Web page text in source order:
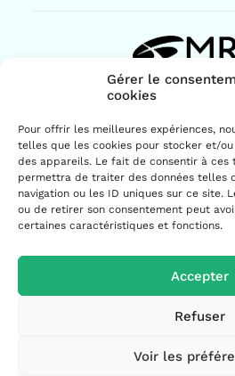
Gérer le
cookies
Pour offrir les meilleures expériences,
telles que les cookies pour stocker et/
des appareils. Le fait de consentir à ces
permettra de traiter des données telles
navigation ou les ID uniques sur ce site.
ou de retirer son consentement peut
certaines caractéristiques et fonctions.
Accepter
Refuser
Voir les
Drummondville
819 477-
© 2026 MRC de Drummond | Tous
Politique de